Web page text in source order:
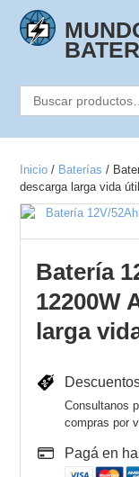
content
Buscar
Inicio / Baterías /
descarga larga vida útil
Batería
12200W
larga
Consultanos
compras por
Pagá en